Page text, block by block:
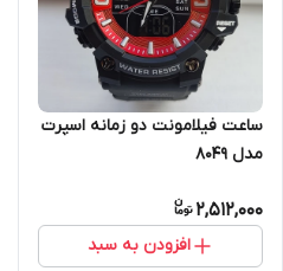
ساعت فیلامونت دو زمانه اسپرت
مدل 8049
2,512,000
افزودن به سبد